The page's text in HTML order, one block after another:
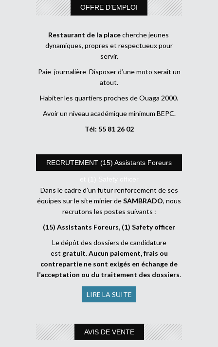
OFFRE D’EMPLOI
Restaurant de la placecherche jeunes
dynamiques, propres et respectueux pour
servir.
Paie journalière Disposer d’une moto serait un
atout.
Habiter les quartiers proches de Ouaga 2000.
Avoir un niveau académique minimum BEPC.
Tél: 55 81 26 02
RECRUTEMENT (15) Assistants Foreurs
et (1) Safety officer
Dans le cadre d’un futur renforcement de ses
équipes sur le site minier deSAMBRADO, nous
recrutons les postes suivants :
(15) Assistants Foreurs, (1) Safety officer
Le dépôt des dossiers de candidature
est gratuit.Aucun paiement, frais ou
contrepartie ne sont exigés en échange de
l’acceptation ou du traitement des dossiers.
LIRE LA SUITE
AVIS DE VENTE